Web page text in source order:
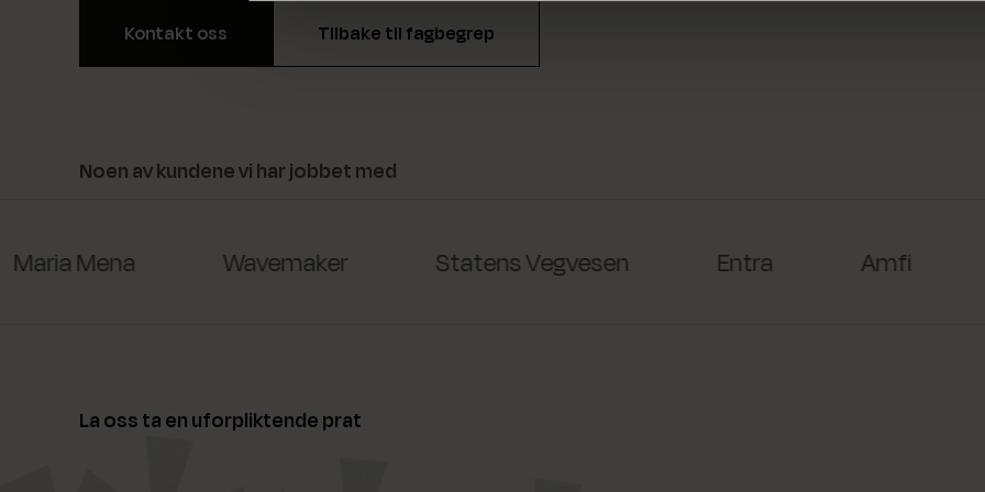
Kontakt oss Tilbake til fagbegrep
Noen av kundene vi har jobbet med
Mena Wavemaker Statens Vegvesen Entra Amfi
La oss ta en uforpliktende prat